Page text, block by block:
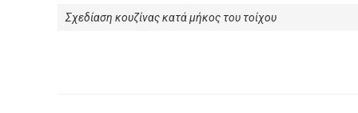
Σχεδίαση κουζίνας κατά μήκος του τοίχου